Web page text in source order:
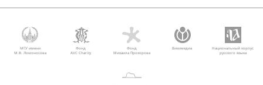
МГУ имени
М.В. Ломоносова
Фонд
AVC Charity
Фонд
Михаила Прохорова
Викимедиа
Национальный корпус
русского языка